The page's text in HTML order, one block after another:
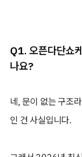
Q1. 오픈다단쇼
나요?
네, 문이 없는 구조
인 건 사실입니다.